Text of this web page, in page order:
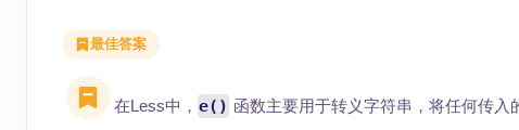
最佳答案
在Less中， e() 函数主要用于转义字符串，将任何传